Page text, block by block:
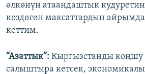
өлкөнүн атаандаштык
көздөгөн максаттардын
кеттим.
“Азаттык”: Кыргызстанды коңшу
салыштыра кетсек,